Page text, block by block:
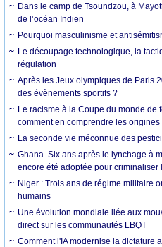
Dans le camp de Tsoundzou, à
de l’océan Indien
Pourquoi masculinisme et
Le découpage technologique, la
régulation
Après les Jeux olympiques de Paris
des évènements sportifs ?
Le racisme à la Coupe du monde de
comment en comprendre les origines
La seconde vie méconnue des
Ghana. Six ans après le lynchage à
encore été adoptée pour
Niger : Trois ans de régime militaire
humains
Une évolution mondiale liée aux
direct sur les communautés LBQT
Comment l'IA modernise la dictature